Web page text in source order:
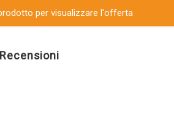
per visualizzare l'offerta
Recensioni